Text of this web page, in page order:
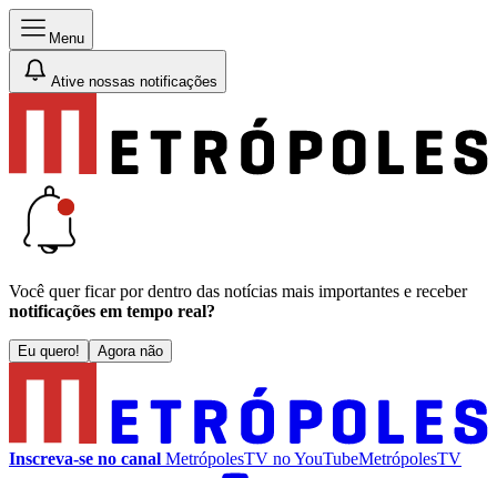
Menu
Ative nossas notificações
Você quer ficar por dentro das notícias mais importantes e receber
notificações em tempo real?
Eu quero! Agora não
Inscreva-se no canal MetrópolesTV noYouTubeMetrópolesTV